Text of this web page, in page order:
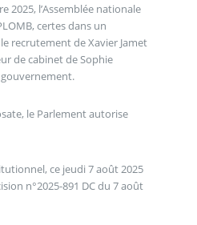
2025, l’Assemblée nationale
certes dans un
recrutement de Xavier Jamet
de cabinet de Sophie
le Parlement autorise
ce jeudi 7 août 2025
n°2025-891 DC du 7 août